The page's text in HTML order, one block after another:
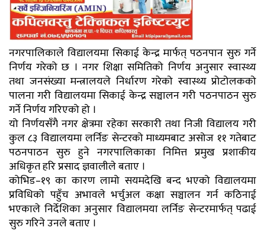
नगरपालिकाले विद्यालयमा सिकाई केन्द्र मार्फत् पठनपान सुरु गर्ने
निर्णय गरेको छ । नगर शिक्षा समितिको निर्णय अनुसार स्वास्थ्य
तथा जनसंख्या मन्त्रालयले निर्धारण गरेको स्वास्थ्य प्रोटोलकको
पालना गरी विद्यालयमा सिकाई केन्द्र सञ्चालन गरी पठनपाठन सुरु
गर्ने निर्णय गरिएको हो ।
यो निर्णयसँगै नगर क्षेत्रमा रहेका सरकारी तथा निजी विद्यालय गरी
कुल ८३ विद्यालयमा लर्निङ सेन्टरको माध्यमबाट असोज ११ गतेबाट
पठनपाठन सुरु हुने नगरपालिकाका निमित्त प्रमुख प्रशाकीय
अधिकृत हरि प्रसाद ज्ञवालीले बताए ।
कोभिड–१९ का कारण लामो सयमदेखि बन्द भएको विद्यालयमा
प्रविधिको पहुँच अभावले भर्चुअल कक्षा सञ्चालन गर्न कठिनाई
भएकाले निर्देशिका अनुसार विद्यालमया लर्निङ सेन्टरमार्फत् पढाई
सुरु गरिने उनले बताए ।